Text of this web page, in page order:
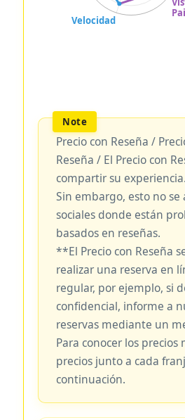
Precio con Reseña /
Reseña / El Precio con
compartir su
Sin embargo, esto no
sociales donde están
basados en reseñas.
**El Precio con Reseña
realizar una reserva en
regular, por ejemplo, si
confidencial, informe a
reservas mediante un
Para conocer los
precios junto a cada
continuación.